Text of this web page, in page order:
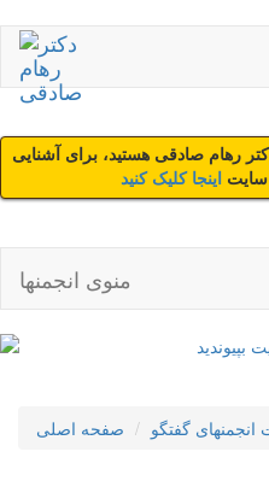
رهام صادقی هستید، برای آشنایی
سایت اینجا کلیک کنید
منوی انجمنها
صفحه اصلی گفتگو